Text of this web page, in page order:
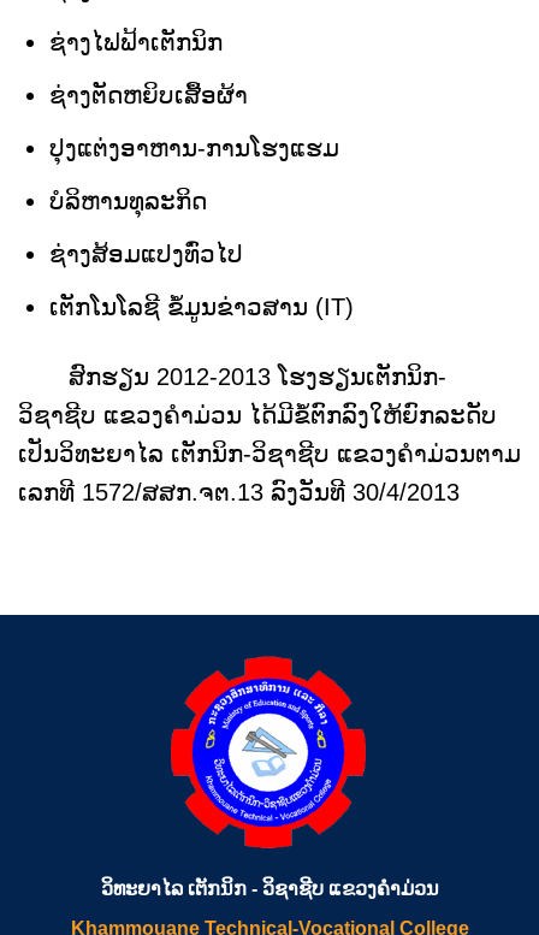
ຊ່າງໄຟຟ້າເຕັກນິກ
ຊ່າງຕັດຫຍິບເສື້ອຜ້າ
ປຸງແຕ່ງອາຫານ-ການໂຮງແຮມ
ບໍລິຫານທຸລະກິດ
ຊ່າງສ້ອມແປງທົ່ວໄປ
ເຕັກໂນໂລຊີ ຂໍ້ມູນຂ່າວສານ (IT)
ສົກຮຽນ 2012-2013 ໂຮງຮຽນເຕັກນິກ-
ວິຊາຊີບ ແຂວງຄຳມ່ວນ ໄດ້ມີຂໍ້ຕົກລົງໃຫ້ຍົກລະດັບ
ເປັນວິທະຍາໄລ ເຕັກນິກ-ວິຊາຊີບ ແຂວງຄຳມ່ວນຕາມ
ເລກທີ 1572/ສສກ.ຈຕ.13 ລົງວັນທີ 30/4/2013
ວິທະຍາໄລ ເຕັກນິກ - ວິຊາຊີບ ແຂວງຄຳມ່ວນ
Khammouane Technical-Vocational College